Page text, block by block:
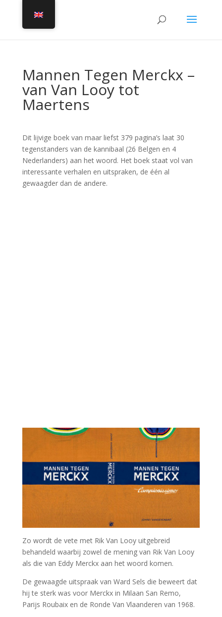
Mannen Tegen Merckx –
van Van Looy tot
Maertens
Dit lijvige boek van maar liefst 379 pagina’s laat 30
tegenstanders van de kannibaal (26 Belgen en 4
Nederlanders) aan het woord. Het boek staat vol van
interessante verhalen en uitspraken, de één al
gewaagder dan de andere.
Zo wordt de vete met Rik Van Looy uitgebreid
behandeld waarbij zowel de mening van Rik Van Looy
als die van Eddy Merckx aan het woord komen.
De gewaagde uitspraak van Ward Sels die beweert dat
hij te sterk was voor Merckx in Milaan San Remo,
Parijs Roubaix en de Ronde Van Vlaanderen van 1968.